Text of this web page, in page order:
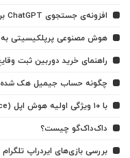
افزونه‌ی جستجوی ChatGPT برای گوگل کروم معرفی شد
هوش مصنوعی پرپلکیسیتی
راهنمای خرید دوربین ثبت
چگونه حساب جیمیل هک شده
با ۱۰ ویژگی اولیه هوش اپل (Apple Intelligence) آشنا شوید
داک‌داک‌گو چیست؟
بررسی بازی‌های ایردراپ تلگرام